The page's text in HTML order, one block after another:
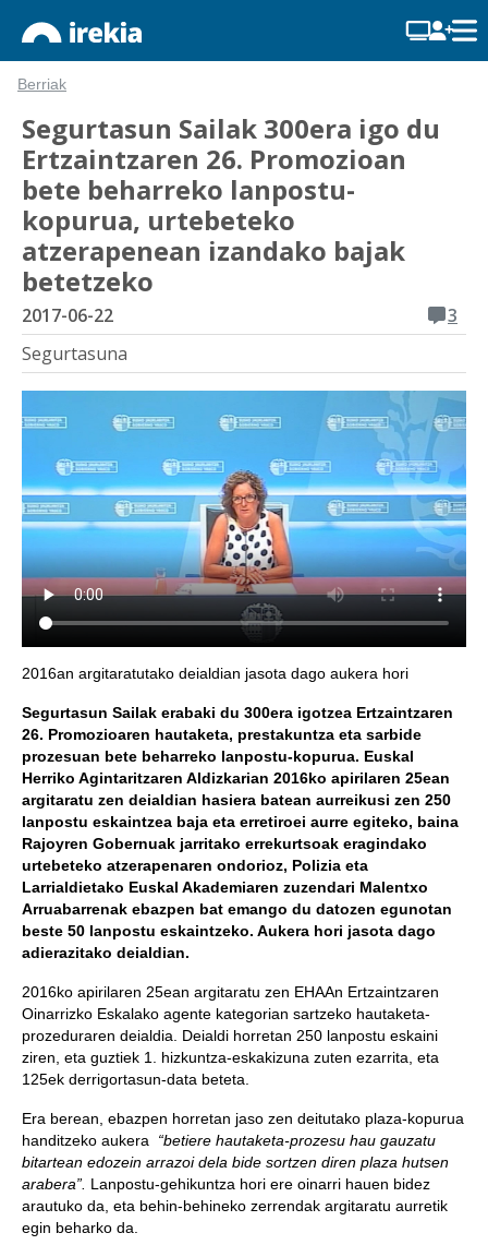
Berriak
Segurtasun Sailak 300era igo du
Ertzaintzaren 26. Promozioan
bete beharreko lanpostu-
kopurua, urtebeteko
atzerapenean izandako bajak
betetzeko
2017-06-22
3
Segurtasuna
2016an argitaratutako deialdian jasota dago aukera hori
Segurtasun Sailak erabaki du 300era igotzea Ertzaintzaren
26. Promozioaren hautaketa, prestakuntza eta sarbide
prozesuan bete beharreko lanpostu-kopurua. Euskal
Herriko Agintaritzaren Aldizkarian 2016ko apirilaren 25ean
argitaratu zen deialdian hasiera batean aurreikusi zen 250
lanpostu eskaintzea baja eta erretiroei aurre egiteko, baina
Rajoyren Gobernuak jarritako errekurtsoak eragindako
urtebeteko atzerapenaren ondorioz, Polizia eta
Larrialdietako Euskal Akademiaren zuzendari Malentxo
Arruabarrenak ebazpen bat emango du datozen egunotan
beste 50 lanpostu eskaintzeko. Aukera hori jasota dago
adierazitako deialdian.
2016ko apirilaren 25ean argitaratu zen EHAAn Ertzaintzaren
Oinarrizko Eskalako agente kategorian sartzeko hautaketa-
prozeduraren deialdia. Deialdi horretan 250 lanpostu eskaini
ziren, eta guztiek 1. hizkuntza-eskakizuna zuten ezarrita, eta
125ek derrigortasun-data beteta.
Era berean, ebazpen horretan jaso zen deitutako plaza-kopurua
handitzeko aukera “betiere hautaketa-prozesu hau gauzatu
bitartean edozein arrazoi dela bide sortzen diren plaza hutsen
arabera”. Lanpostu-gehikuntza hori ere oinarri hauen bidez
arautuko da, eta behin-behineko zerrendak argitaratu aurretik
egin beharko da.